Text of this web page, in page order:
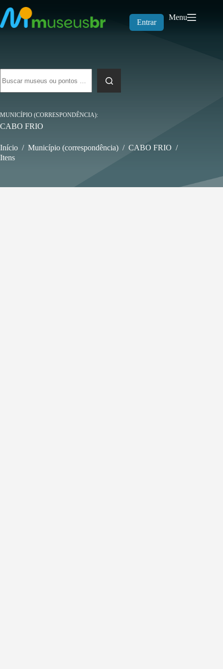
para
o
conteúdo
Entrar
Menu
resultados
MUNICÍPIO (CORRESPONDÊNCIA)
CABO FRIO
Início / Município (correspondência) / CABO FRIO /
Itens